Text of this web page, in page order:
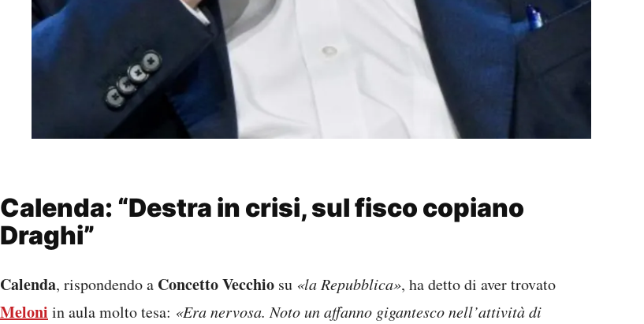
Calenda: “Destra in crisi, sul fisco copiano
Draghi”
Calenda, rispondendo a Concetto Vecchio su «la Repubblica», ha detto di aver trovato
Meloni in aula molto tesa: «Era nervosa. Noto un affanno gigantesco nell’attività di